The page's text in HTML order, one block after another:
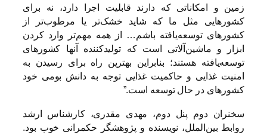
زمین و امکاناتی که دارند قابلیت اجرا دارد، نه برای
کشورهایی مثل ما که شاید خشک‌تر یا مرطوب‌تر از
کشورهای توسعه‌یافته باشم… از همه مهم‌تر وارد کردن
ابزار و ماشین‌آلاتی است که تولیدکننده آنها کشورهای
توسعه‌یافته هستند؛ بنابراین بهترین راه برای رسیدن به
امنیت غذایی و حاکمیت غذایی توجه به دانش بومی خود
کشورهای در حال توسعه است.”
سخنران دوم پنل دوم، مهدی مقدری، کارشناس ارشد
روابط بین‌الملل، نویسنده و پژوهشگر حکمرانی خوب بود.